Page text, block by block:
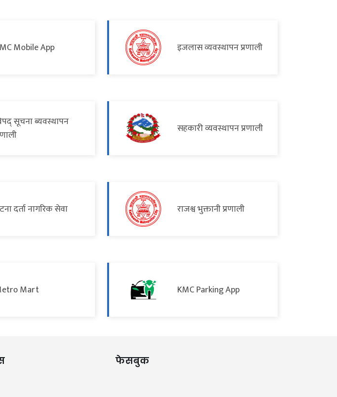
Mobile App इजलास व्यवस्थापन प्रणाली
सूचना ब्यवस्थापन
सहकारी व्यवस्थापन प्रणाली
दर्ता नागरिक सेवा राजश्व भुक्तानी प्रणाली
Mart KMC Parking App
फेसबुक